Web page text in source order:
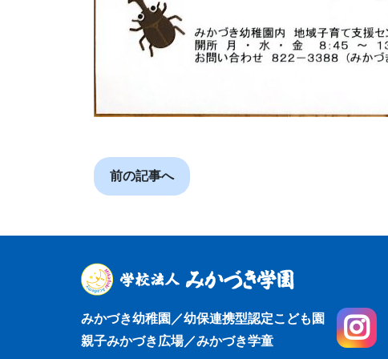
前の記事へ
みかづき幼稚園／幼保連携型認定こども園
親子みかづき広場／みかづき学童